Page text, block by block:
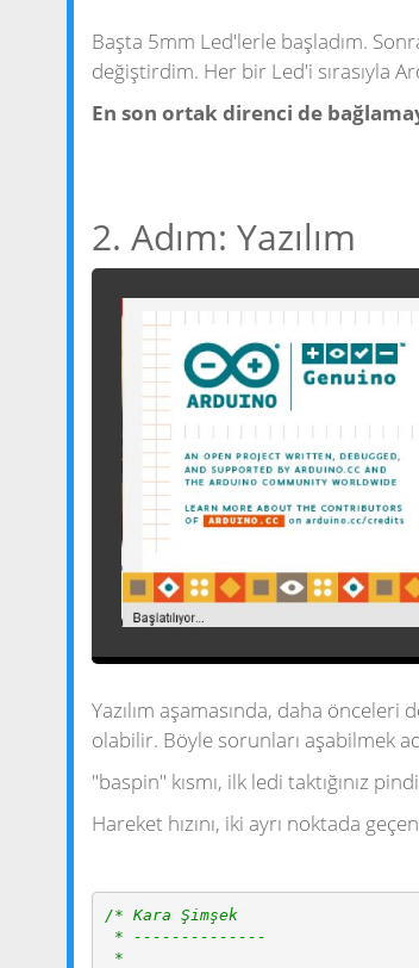
Başta 5mm Led'lerle başladım.
değiştirdim. Her bir Led'i sırasıyla
En son ortak direnci de
2. Adım: Yazılım
Yazılım aşamasında, daha
olabilir. Böyle sorunları aşabilmek
"baspin" kısmı, ilk ledi taktığınız
Hareket hızını, iki ayrı noktada
/* Kara Şimşek
* --------------
*